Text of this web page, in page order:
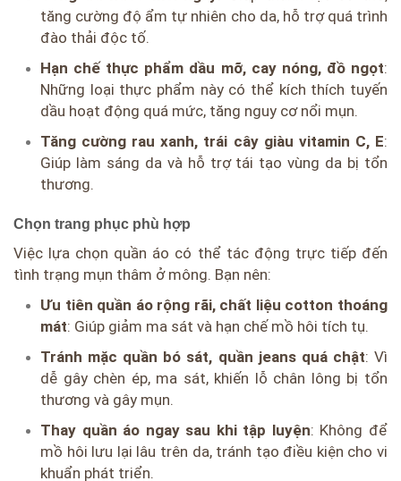
tăng cường độ ẩm tự nhiên cho da, hỗ trợ quá trình
đào thải độc tố.
Hạn chế thực phẩm dầu mỡ, cay nóng, đồ ngọt:
Những loại thực phẩm này có thể kích thích tuyến
dầu hoạt động quá mức, tăng nguy cơ nổi mụn.
Tăng cường rau xanh, trái cây giàu vitamin C, E:
Giúp làm sáng da và hỗ trợ tái tạo vùng da bị tổn
thương.
Chọn trang phục phù hợp
Việc lựa chọn quần áo có thể tác động trực tiếp đến
tình trạng mụn thâm ở mông. Bạn nên:
Ưu tiên quần áo rộng rãi, chất liệu cotton thoáng
mát: Giúp giảm ma sát và hạn chế mồ hôi tích tụ.
Tránh mặc quần bó sát, quần jeans quá chật: Vì
dễ gây chèn ép, ma sát, khiến lỗ chân lông bị tổn
thương và gây mụn.
Thay quần áo ngay sau khi tập luyện: Không để
mồ hôi lưu lại lâu trên da, tránh tạo điều kiện cho vi
khuẩn phát triển.